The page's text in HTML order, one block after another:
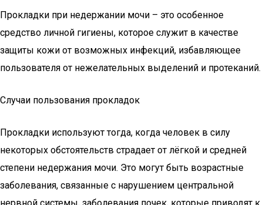
Прокладки при недержании мочи – это особенное
средство личной гигиены, которое служит в качестве
защиты кожи от возможных инфекций, избавляющее
пользователя от нежелательных выделений и протеканий.
Случаи пользования прокладок
Прокладки используют тогда, когда человек в силу
некоторых обстоятельств страдает от лёгкой и средней
степени недержания мочи. Это могут быть возрастные
заболевания, связанные с нарушением центральной